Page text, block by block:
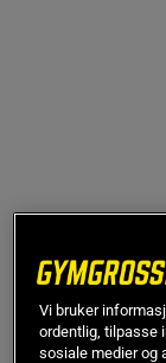
249 kr
Veil.pris 249 kr
Vi bruker
ordentlig, tilpasse
sosiale medier og